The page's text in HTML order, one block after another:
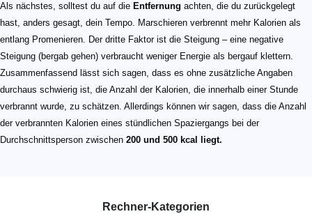
Als nächstes, solltest du auf die Entfernung achten, die du zurückgelegt
hast, anders gesagt, dein Tempo. Marschieren verbrennt mehr Kalorien als
entlang Promenieren. Der dritte Faktor ist die Steigung – eine negative
Steigung (bergab gehen) verbraucht weniger Energie als bergauf klettern.
Zusammenfassend lässt sich sagen, dass es ohne zusätzliche Angaben
durchaus schwierig ist, die Anzahl der Kalorien, die innerhalb einer Stunde
verbrannt wurde, zu schätzen. Allerdings können wir sagen, dass die Anzahl
der verbrannten Kalorien eines stündlichen Spaziergangs bei der
Durchschnittsperson zwischen 200 und 500 kcal liegt.
Rechner-Kategorien